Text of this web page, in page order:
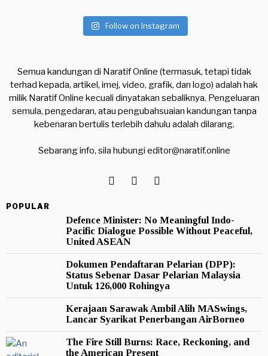
Follow on Instagram
Semua kandungan di Naratif Online (termasuk, tetapi tidak
terhad kepada, artikel, imej, video, grafik, dan logo) adalah hak
milik Naratif Online kecuali dinyatakan sebaliknya. Pengeluaran
semula, pengedaran, atau pengubahsuaian kandungan tanpa
kebenaran bertulis terlebih dahulu adalah dilarang.
Sebarang info, sila hubungi editor@naratif.online
POPULAR
Defence Minister: No Meaningful Indo-
Pacific Dialogue Possible Without Peaceful,
United ASEAN
Dokumen Pendaftaran Pelarian (DPP):
Status Sebenar Dasar Pelarian Malaysia
Untuk 126,000 Rohingya
Kerajaan Sarawak Ambil Alih MASwings,
Lancar Syarikat Penerbangan AirBorneo
The Fire Still Burns: Race, Reckoning, and
the American Present